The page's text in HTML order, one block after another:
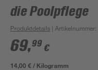
die Poolpflege
Produktdetails | Artikelnummer:
69,99 €
14,00 € / Kilogramm